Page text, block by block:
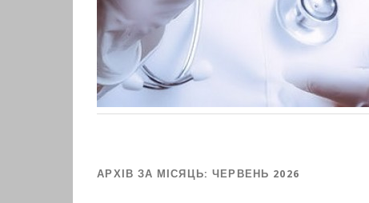
АРХІВ ЗА МІСЯЦЬ: ЧЕРВЕНЬ 2026